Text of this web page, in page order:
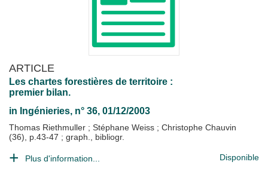
ARTICLE
Les chartes forestières de territoire :
premier bilan.
in Ingénieries, n° 36, 01/12/2003
Thomas Riethmuller ; Stéphane Weiss ; Christophe Chauvin
(36), p.43-47 ; graph., bibliogr.
Plus d'information... Disponible